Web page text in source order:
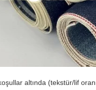
altında (tekstür/lif